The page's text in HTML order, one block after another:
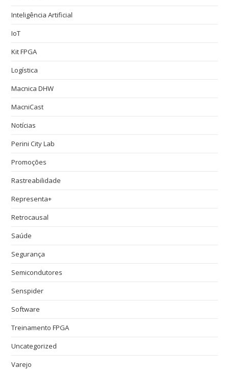
Inteligência Artificial
IoT
Kit FPGA
Logística
Macnica DHW
MacniCast
Notícias
Perini City Lab
Promoções
Rastreabilidade
Representa+
Retrocausal
Saúde
Segurança
Semicondutores
Senspider
Software
Treinamento FPGA
Uncategorized
Varejo